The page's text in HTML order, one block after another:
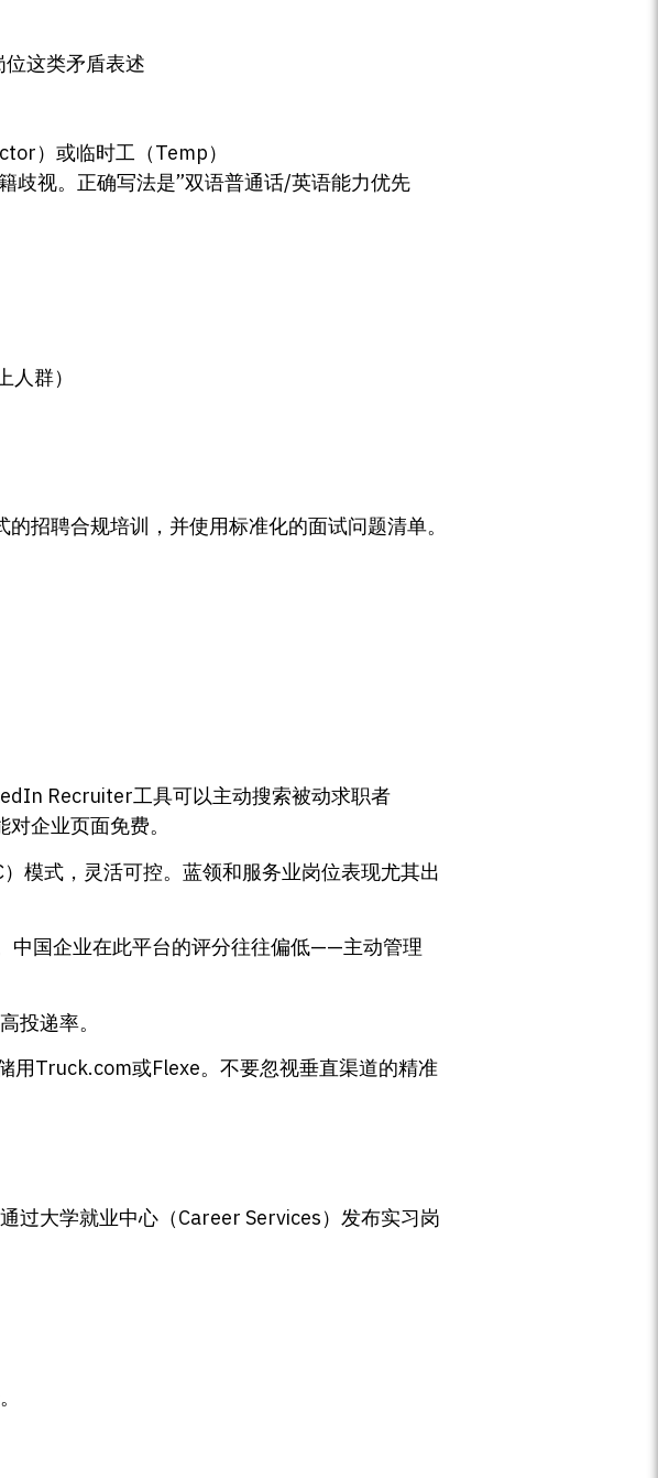
这类矛盾表述
）或临时工（Temp）
歧视。正确写法是”双语普通话/英语能力优先
群）
招聘合规培训，并使用标准化的面试问题清单。
Recruiter工具可以主动搜索被动求职者
企业页面免费。
模式，灵活可控。蓝领和服务业岗位表现尤其出
中国企业在此平台的评分往往偏低——主动管理
投递率。
用Truck.com或Flexe。不要忽视垂直渠道的精准
过大学就业中心（Career Services）发布实习岗